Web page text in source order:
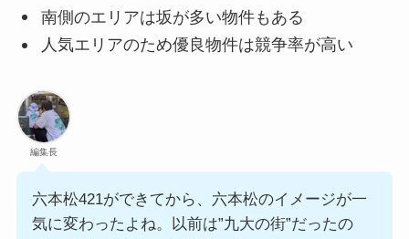
南側のエリアは坂が多い物件もある
人気エリアのため優良物件は競争率が高い
編集長
六本松421ができてから、六本松のイメージが一
気に変わったよね。以前は”九大の街”だったの